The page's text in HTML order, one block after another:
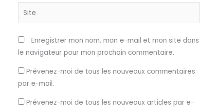
Site
Enregistrer mon nom, mon e-mail et mon site dans
le navigateur pour mon prochain commentaire.
Prévenez-moi de tous les nouveaux commentaires
par e-mail.
Prévenez-moi de tous les nouveaux articles par e-